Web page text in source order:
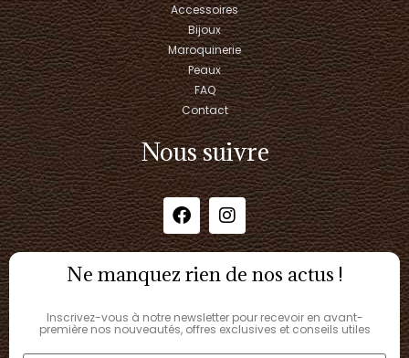
Accessoires
Bijoux
Maroquinerie
Peaux
FAQ
Contact
Nous suivre
Ne manquez rien de nos actus !
Inscrivez-vous à notre newsletter pour recevoir en avant-
première nos nouveautés, offres exclusives et conseils utiles